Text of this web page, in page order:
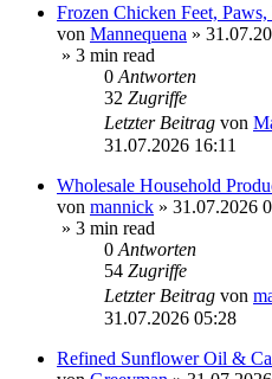
Frozen Chicken Feet,
von Mannequena »
» 3 min read
0 Antworten
32 Zugriffe
Letzter Beitrag von
31.07.2026 16:11
Wholesale Household
von mannick » 31.07.2026
» 3 min read
0 Antworten
54 Zugriffe
Letzter Beitrag von
31.07.2026 05:28
Refined Sunflower Oil &